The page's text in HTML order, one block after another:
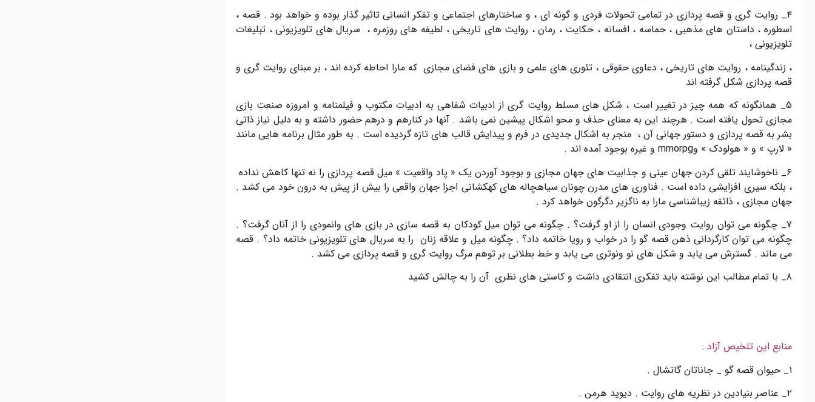
۴_ روایت گری و قصه پردازی در تمامی تحولات فردی و گونه ای ، و ساختارهای اجتماعی و تفکر انسانی تاثیر گذار بوده و خواهد بود . قصه ،
اسطوره ، داستان های مذهبی ، حماسه ، افسانه ، حکایت ، رمان ، روایت های تاریخی ، لطیفه های روزمره ، سریال های تلویزیونی ، تبلیغات
تلویزیونی ،
، زندگینامه ، روایت های تاریخی ، دعاوی حقوقی ، تئوری های علمی و بازی های فضای مجازی که مارا احاطه کرده اند ، بر مبنای روایت گری و
قصه پردازی شکل گرفته اند
۵_ همانگونه که همه چیز در تغییر است ، شکل های مسلط روایت گری از ادبیات شفاهی به ادبیات مکتوب و فیلمنامه و امروزه صنعت بازی
مجازی تحول یافته است . هرچند این به معنای حذف و محو اشکال پیشین نمی باشد . آنها در کنارهم و درهم حضور داشته و به دلیل نیاز ذاتی
بشر به قصه پردازی و دستور جهانی آن ، منجر به اشکال جدیدی در فرم و پیدایش قالب های تازه گردیده است . به طور مثال برنامه هایی مانند
« لارپ » و « هولودک » وmmorpg و غیره بوجود آمده اند .
۶_ ناخوشایند تلقی کردن جهان عینی و جذابیت های جهان مجازی و بوجود آوردن یک « پاد واقعیت » میل قصه پردازی را نه تنها کاهش نداده
، بلکه سیری افزایشی داده است . فناوری های مدرن چونان سیاهچاله های کهکشانی اجزا جهان واقعی را بیش از پیش به درون خود می کشد .
جهان مجازی ، ذائقه زیباشناسی مارا به ناگزیر دگرگون خواهد کرد .
۷_ چگونه می توان روایت وجودی انسان را از او گرفت؟ . چگونه می توان میل کودکان به قصه سازی در بازی های وانمودی را از آنان گرفت؟ .
چگونه می توان کارگردانی ذهن قصه گو را در خواب و رویا خاتمه داد؟ . چگونه میل و علاقه زنان را به سریال های تلویزیونی خاتمه داد؟ . قصه
می ماند . گسترش می یابد و شکل های نو ونوتری می یابد و خط بطلانی بر توهم مرگ روایت گری و قصه پردازی می کشد .
۸_ با تمام مطالب این نوشته باید تفکری انتقادی داشت و کاستی های نظری آن را به چالش کشید
منابع این تلخیص آزاد :
۱_ حیوان قصه گو _ جاناتان گاتشال .
۲_ عناصر بنیادین در نظریه های روایت . دیوید هرمن .